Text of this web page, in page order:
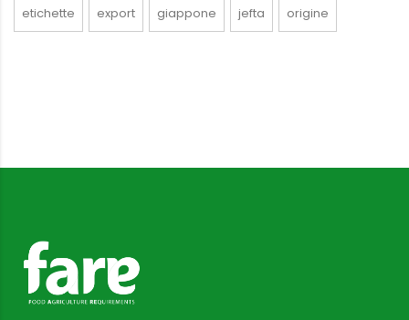
etichette export giappone jefta origine